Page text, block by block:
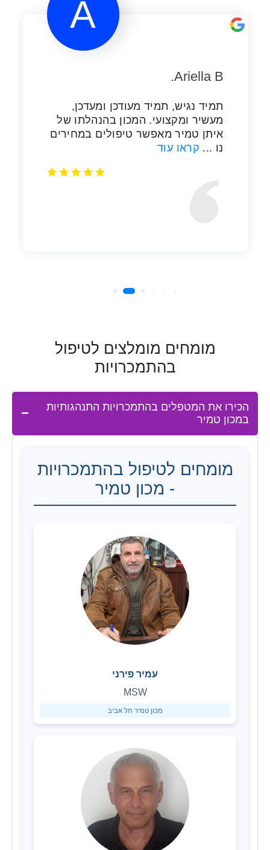
מומחים מומלצים לטיפול
בהתמכרויות
הכירו את המטפלים בהתמכרויות התנהגותיות
במכון טמיר
מומחים לטיפול בהתמכרויות
- מכון טמיר
עמיר פירני
MSW
מכון טמיר תל אביב